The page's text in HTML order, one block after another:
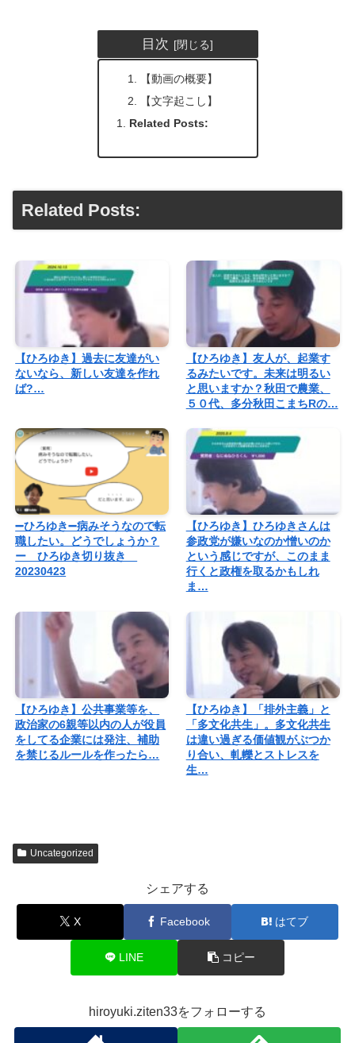
目次
【動画の概要】
【文字起こし】
Related Posts:
Related Posts:
【ひろゆき】過去に友達がい
ないなら、新しい友達を作れ
ば?…
【ひろゆき】友人が、起業す
るみたいです。未来は明るい
と思いますか？秋田で農業、
５０代、多分秋田こまちRの…
➖ひろゆき➖病みそうなので転
職したい。どうでしょうか？
ー ひろゆき切り抜き
20230423
【ひろゆき】ひろゆきさんは
参政党が嫌いなのか憎いのか
という感じですが、このまま
行くと政権を取るかもしれ
ま…
【ひろゆき】公共事業等を、
政治家の6親等以内の人が役員
をしてる企業には発注、補助
を禁じるルールを作ったら…
【ひろゆき】「排外主義」と
「多文化共生」。多文化共生
は違い過ぎる価値観がぶつか
り合い、軋轢とストレスを
生…
Uncategorized
シェアする
X Facebook はてブ
LINE コピー
hiroyuki.ziten33をフォローする